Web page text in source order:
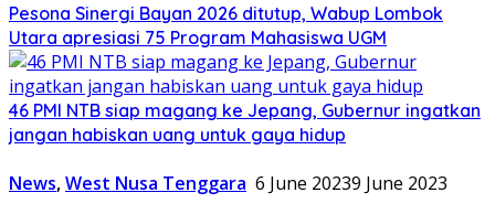
Pesona Sinergi Bayan 2026 ditutup, Wabup Lombok
Utara apresiasi 75 Program Mahasiswa UGM
46 PMI NTB siap magang ke Jepang, Gubernur ingatkan
jangan habiskan uang untuk gaya hidup
News,West Nusa Tenggara 6 June 20239 June 2023